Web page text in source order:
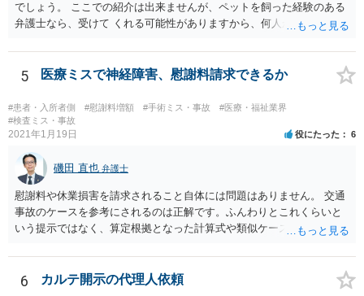
でしょう。 ここでの紹介は出来ませんが、ペットを飼った経験のある
弁護士なら、受けて くれる可能性がありますから、何人か問い合わせ
5 医療ミスで神経障害、慰謝料請求できるか
#患者・入所者側 #慰謝料増額 #手術ミス・事故
#医療・福祉業界
#検査ミス・事故
2021年1月19日 役にたった 6
磯田 直也 弁護士
慰謝料や休業損害を請求されること自体には問題はありません。 交通
事故のケースを参考にされるのは正解です。ふんわりとこれくらいと
いう提示ではなく、算定根拠となった計算式や類似ケースでの裁判所
面、針刺し事故については医療者側の故意や過失がないと思われるケ
ースが多く、早期解決のためにある程度の減額等があることはやむを
6 カルテ開示の代理人依頼